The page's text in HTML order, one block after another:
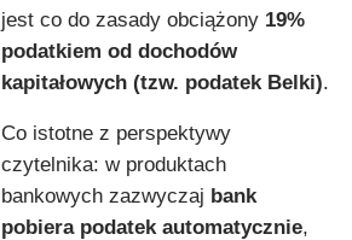
jest co do zasady obciążony 19%
podatkiem od dochodów
kapitałowych (tzw. podatek Belki).
Co istotne z perspektywy
czytelnika: w produktach
bankowych zazwyczaj bank
pobiera podatek automatycznie,